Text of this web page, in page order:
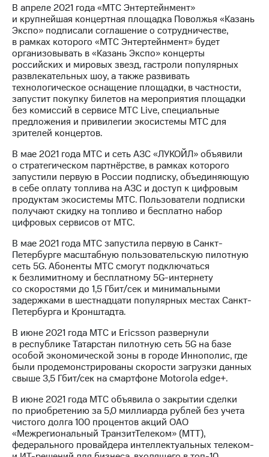
В апреле 2021 года «МТС Энтертейнмент»
и крупнейшая концертная площадка Поволжья «Казань
Экспо» подписали соглашение о сотрудничестве,
в рамках которого «МТС Энтертейнмент» будет
организовывать в «Казань Экспо» концерты
российских и мировых звезд, гастроли популярных
развлекательных шоу, а также развивать
технологическое оснащение площадки, в частности,
запустит покупку билетов на мероприятия площадки
без комиссий в сервисе МТС Live, специальные
предложения и привилегии экосистемы МТС для
зрителей концертов.
В мае 2021 года МТС и сеть АЗС «ЛУКОЙЛ» объявили
о стратегическом партнёрстве, в рамках которого
запустили первую в России подписку, объединяющую
в себе оплату топлива на АЗС и доступ к цифровым
продуктам экосистемы МТС. Пользователи подписки
получают скидку на топливо и бесплатно набор
цифровых сервисов от МТС.
В мае 2021 года МТС запустила первую в Санкт-
Петербурге масштабную пользовательскую пилотную
сеть 5G. Абоненты МТС смогут подключаться
к безлимитному и бесплатному 5G-интернету
со скоростями до 1,5 Гбит/cек и минимальными
задержками в шестнадцати популярных местах Санкт-
Петербурга и Кронштадта.
В июне 2021 года МТС и Ericsson развернули
в республике Татарстан пилотную сеть 5G на базе
особой экономической зоны в городе Иннополис, где
были продемонстрированы скорости загрузки данных
свыше 3,5 Гбит/сек на смартфоне Motorola edge+.
В июне 2021 года МТС объявила о закрытии сделки
по приобретению за 5,0 миллиарда рублей без учета
чистого долга 100 процентов акций ОАО
«Межрегиональный ТранзитТелеком» (МТТ),
федерального провайдера интеллектуальных телеком-